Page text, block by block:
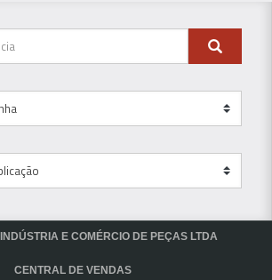
E COMÉRCIO DE PEÇAS LTDA
CENTRAL DE VENDAS